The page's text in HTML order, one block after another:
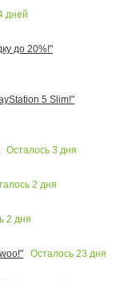
дней
до 20%!"
5 Slim!"
Осталось 3 дня
2 дня
2 дня
Осталось 23 дня